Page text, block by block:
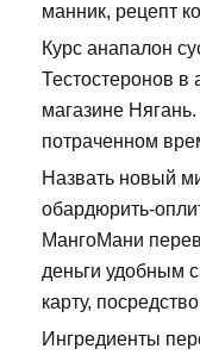
манник, рецепт
Курс анапалон
Тестостеронов в
магазине
потраченном
Назвать новый
обардюрить-
МангоМани
деньги удобным
карту,
Ингредиенты